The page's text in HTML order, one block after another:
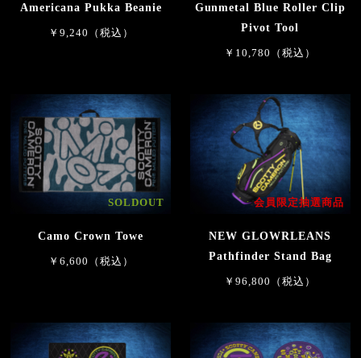
Americana Pukka Beanie
￥9,240（税込）
Gunmetal Blue Roller Clip
Pivot Tool
￥10,780（税込）
SOLDOUT
Camo Crown Towe
￥6,600（税込）
会員限定抽選商品
NEW GLOWRLEANS
Pathfinder Stand Bag
￥96,800（税込）